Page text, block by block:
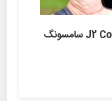
تعمیر یا تعویض ال سی دی J2 Core سامسونگ